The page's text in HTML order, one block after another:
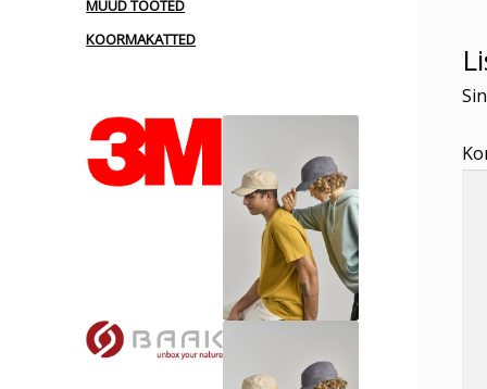
MUUD TOOTED
KOORMAKATTED